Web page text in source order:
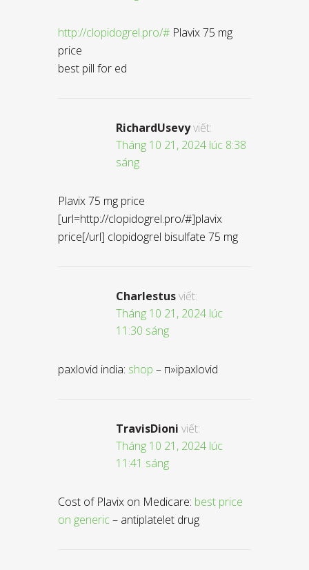
http://clopidogrel.pro/# Plavix 75 mg
price
best pill for ed
RichardUsevyviết:
Tháng 10 21, 2024 lúc 8:38
sáng
Plavix 75 mg price
[url=http://clopidogrel.pro/#]plavix
price[/url] clopidogrel bisulfate 75 mg
Charlestusviết:
Tháng 10 21, 2024 lúc
11:30 sáng
paxlovid india: shop – п»їpaxlovid
TravisDioni viết:
Tháng 10 21, 2024 lúc
11:41 sáng
Cost of Plavix on Medicare: best price
on generic – antiplatelet drug